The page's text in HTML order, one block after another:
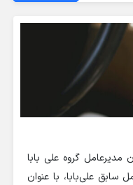
مدیرعامل گروه علی بابا
علی‌بابا، با عنوان